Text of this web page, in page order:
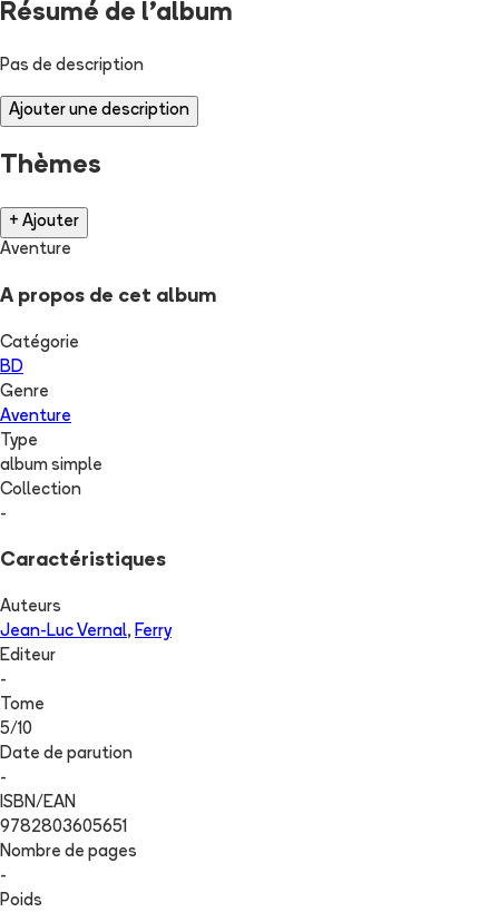
Résumé de l'album
Pas de description
Ajouter une description
Thèmes
+ Ajouter
Aventure
A propos de cet album
Catégorie
BD
Genre
Aventure
Type
album simple
Collection
-
Caractéristiques
Auteurs
Jean-Luc Vernal, Ferry
Editeur
-
Tome
5/10
Date de parution
-
ISBN/EAN
9782803605651
Nombre de pages
-
Poids